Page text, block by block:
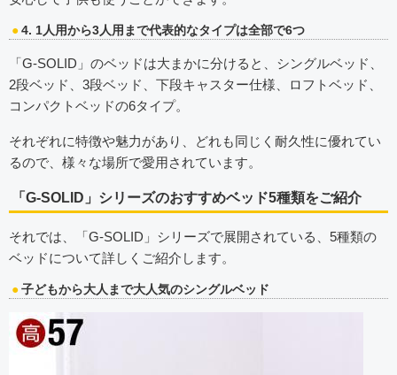
4. 1人用から3人用まで代表的なタイプは全部で6つ
「G-SOLID」のベッドは大まかに分けると、シングルベッド、
2段ベッド、3段ベッド、下段キャスター仕様、ロフトベッド、
コンパクトベッドの6タイプ。
それぞれに特徴や魅力があり、どれも同じく耐久性に優れてい
るので、様々な場所で愛用されています。
「G-SOLID」シリーズのおすすめベッド5種類をご紹介
それでは、「G-SOLID」シリーズで展開されている、5種類の
ベッドについて詳しくご紹介します。
子どもから大人まで大人気のシングルベッド